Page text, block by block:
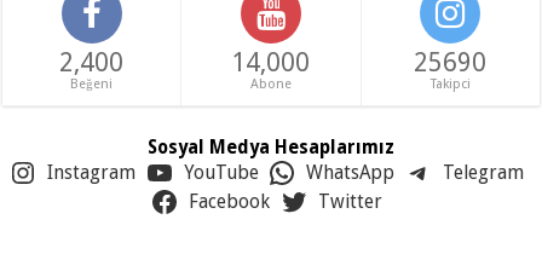
2,400
Beğeni
14,000
Abone
25690
Takipci
Sosyal Medya Hesaplarımız
Instagram YouTube WhatsApp
Telegram
Facebook
Twitter